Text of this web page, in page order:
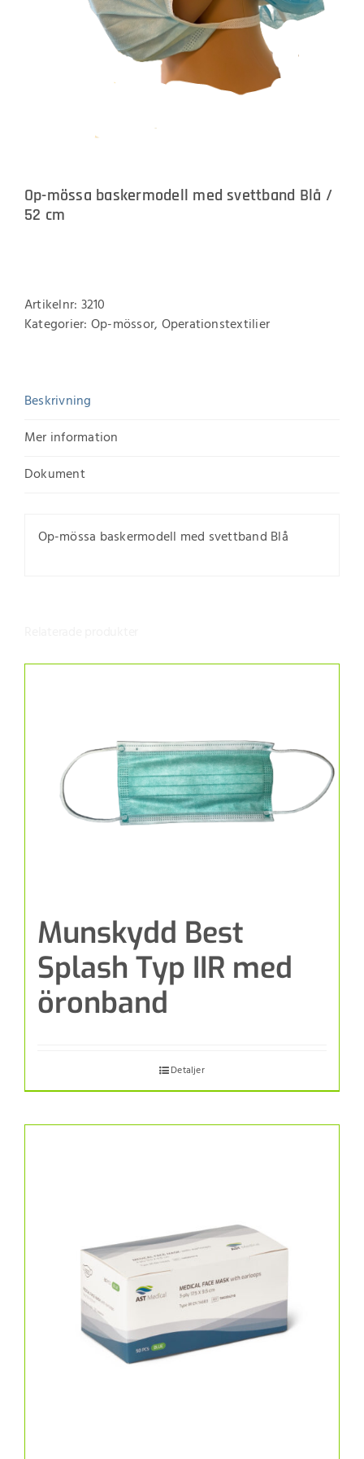
Op-mössa baskermodell med svettband Blå /
52 cm
Artikelnr: 3210
Kategorier: Op-mössor, Operationstextilier
Beskrivning
Mer information
Dokument
Op-mössa baskermodell med svettband Blå
Munskydd Best
Splash Typ IIR med
öronband
Detaljer